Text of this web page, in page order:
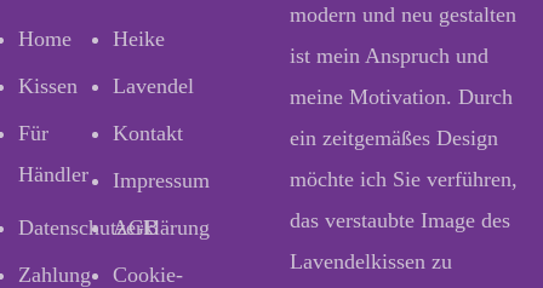
Home
Heike
Kissen
Lavendel
Für
Händler
Kontakt
Impressum
Datenschutzerklärung
AGB
Zahlung
Cookie-
modern und neu gestalten
ist mein Anspruch und
meine Motivation. Durch
ein zeitgemäßes Design
möchte ich Sie verführen,
das verstaubte Image des
Lavendelkissen zu